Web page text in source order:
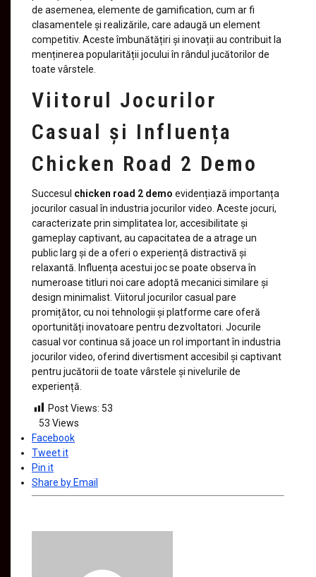
de asemenea, elemente de gamification, cum ar fi
clasamentele și realizările, care adaugă un element
competitiv. Aceste îmbunătățiri și inovații au contribuit la
menținerea popularității jocului în rândul jucătorilor de
toate vârstele.
Viitorul Jocurilor
Casual și Influența
Chicken Road 2 Demo
Succesul chicken road 2 demo evidențiază importanța
jocurilor casual în industria jocurilor video. Aceste jocuri,
caracterizate prin simplitatea lor, accesibilitate și
gameplay captivant, au capacitatea de a atrage un
public larg și de a oferi o experiență distractivă și
relaxantă. Influența acestui joc se poate observa în
numeroase titluri noi care adoptă mecanici similare și
design minimalist. Viitorul jocurilor casual pare
promițător, cu noi tehnologii și platforme care oferă
oportunități inovatoare pentru dezvoltatori. Jocurile
casual vor continua să joace un rol important în industria
jocurilor video, oferind divertisment accesibil și captivant
pentru jucătorii de toate vârstele și nivelurile de
experiență.
Post Views: 53
53 Views
Facebook
Tweet it
Pin it
Share by Email